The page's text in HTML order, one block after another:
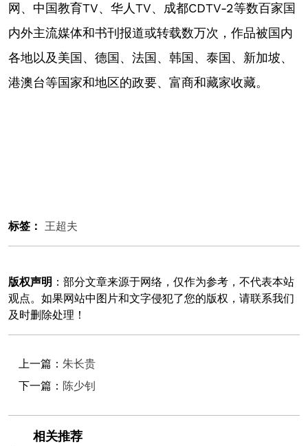
网、中国教育TV、华人TV、成都CDTV-2等数百家国
内外主流媒体和书刊报道或转载数万次，作品被国内
各地以及美国、德国、法国、韩国、泰国、新加坡、
港澳台等国家和地区的政要、富商和藏家收藏。
标签： 王超夫
版权声明 ：部分文章来源于网络，仅作为参考，不代表本站
观点。如果网站中图片和文字侵犯了您的版权，请联系我们
及时删除处理！
上一篇： 朱长贵
下一篇： 陈少钊
相关推荐